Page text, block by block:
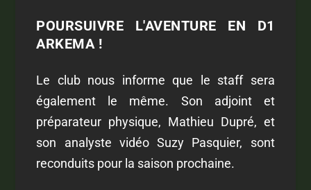
POURSUIVRE L'AVENTURE EN D1
ARKEMA !
Le club nous informe que le staff sera
également le même. Son adjoint et
préparateur physique, Mathieu Dupré, et
son analyste vidéo Suzy Pasquier, sont
reconduits pour la saison prochaine.